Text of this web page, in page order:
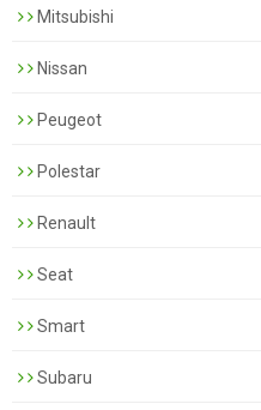
Mitsubishi
Nissan
Peugeot
Polestar
Renault
Seat
Smart
Subaru